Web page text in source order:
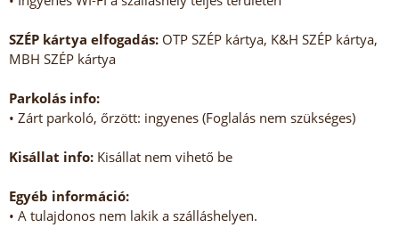
SZÉP kártya elfogadás: OTP SZÉP kártya, K&H SZÉP kártya,
MBH SZÉP kártya
Parkolás info:
• Zárt parkoló, őrzött: ingyenes (Foglalás nem szükséges)
Kisállat info: Kisállat nem vihető be
Egyéb információ:
• A tulajdonos nem lakik a szálláshelyen.